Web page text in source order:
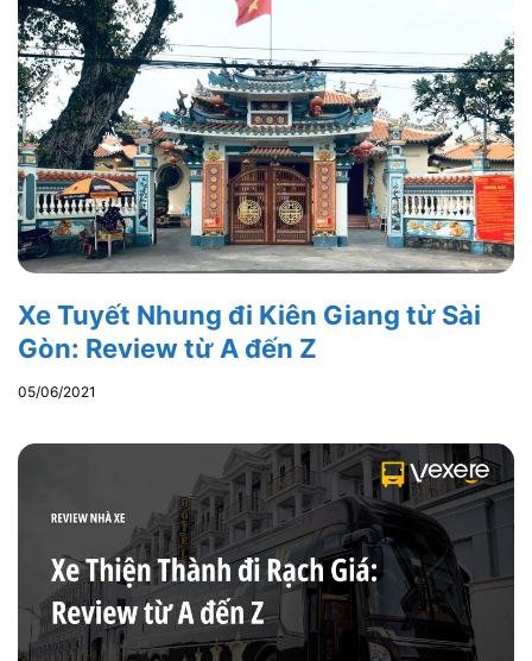
Xe Tuyết Nhung đi Kiên Giang từ Sài
Gòn: Review từ A đến Z
05/06/2021